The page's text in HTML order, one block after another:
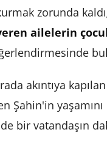
zorunda
ailelerin
akıntıya
Şahin'in yaşamını
bir vatandaşın